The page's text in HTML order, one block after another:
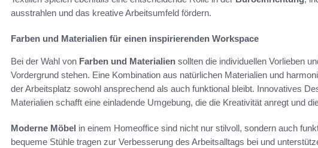
ausstrahlen und das kreative Arbeitsumfeld fördern.
Farben und Materialien für einen inspirierenden Workspace
Bei der Wahl von Farben und Materialien sollten die individuellen Vorlieben
Vordergrund stehen. Eine Kombination aus natürlichen Materialien und
der Arbeitsplatz sowohl ansprechend als auch funktional bleibt. Innovatives
Materialien schafft eine einladende Umgebung, die die Kreativität anregt und
Moderne Möbel in einem Homeoffice sind nicht nur stilvoll, sondern auch
bequeme Stühle tragen zur Verbesserung des Arbeitsalltags bei und